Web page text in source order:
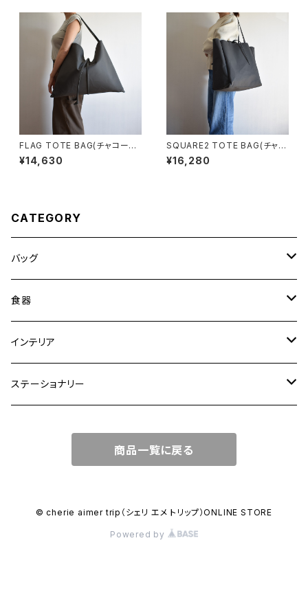
FLAG TOTE BAG(チャコール/
グレー)
¥14,630
SQUARE2 TOTE BAG(チャコ
ール/グレー）
¥16,280
CATEGORY
バッグ
トートバッグ
ショルダーバッグ
ワンハンドルバッグ
リュック
食器
大皿
中皿
カップ
インテリア
花瓶・フラワーベース
ステーショナリー
マガジンカバー
商品一覧に戻る
© cherie aimer trip（シェリ エメ トリップ）ONLINE STORE
Powered by